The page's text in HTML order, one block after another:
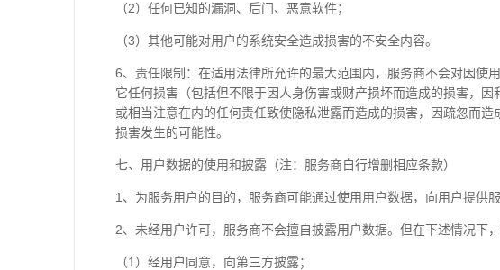
（2）任何已知的漏洞、后门、恶意软件；
（3）其他可能对用户的系统安全造成损害的不安全内容。
6、责任限制：在适用法律所允许的最大范围内，服务商不会对因使
它任何损害（包括但不限于因人身伤害或财产损坏而造成的损害，
或相当注意在内的任何责任致使隐私泄露而造成的损害，因疏忽而
损害发生的可能性。
七、用户数据的使用和披露（注：服务商自行增删相应条款）
1、为服务用户的目的，服务商可能通过使用用户数据，向用户提供
2、未经用户许可，服务商不会擅自披露用户数据。但在下述情况下
（1）经用户同意，向第三方披露；